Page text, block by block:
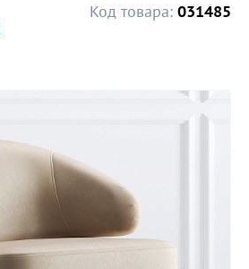
Код товара: 031485